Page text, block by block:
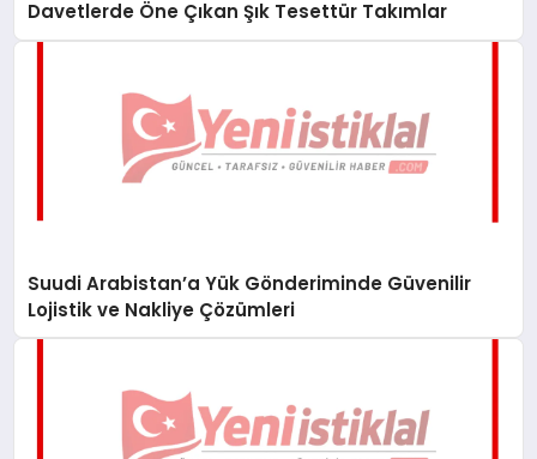
Davetlerde Öne Çıkan Şık Tesettür Takımlar
Suudi Arabistan’a Yük Gönderiminde Güvenilir
Lojistik ve Nakliye Çözümleri